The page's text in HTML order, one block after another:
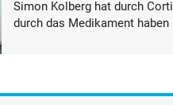
Simon Kolberg hat durch
durch das Medikament